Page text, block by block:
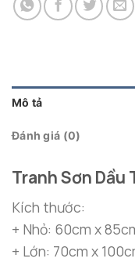
Mô tả
Đánh giá (0)
Tranh Sơn Dầu
Kích thước:
+ Nhỏ: 60cm x
+ Lớn: 70cm x